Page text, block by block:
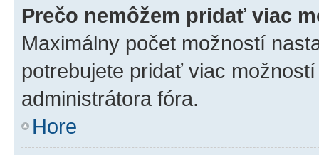
Prečo nemôžem pridať viac
Maximálny počet možností
potrebujete pridať viac
administrátora fóra.
Hore